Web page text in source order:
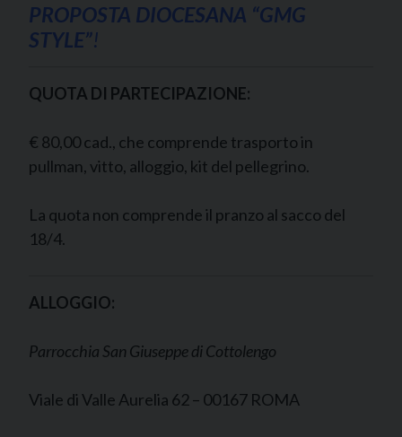
PROPOSTA DIOCESANA “GMG
STYLE”!
QUOTA DI PARTECIPAZIONE:
€ 80,00 cad., che comprende trasporto in
pullman, vitto, alloggio, kit del pellegrino.
La quota non comprende il pranzo al sacco del
18/4.
ALLOGGIO:
Parrocchia San Giuseppe di Cottolengo
Viale di Valle Aurelia 62 – 00167 ROMA